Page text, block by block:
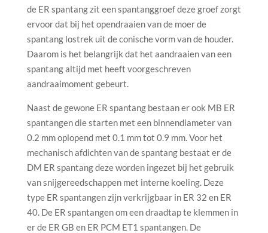
de ER spantang zit een spantanggroef deze groef zorgt
ervoor dat bij het opendraaien van de moer de
spantang lostrek uit de conische vorm van de houder.
Daarom is het belangrijk dat het aandraaien van een
spantang altijd met heeft voorgeschreven
aandraaimoment gebeurt.
Naast de gewone ER spantang bestaan er ook MB ER
spantangen die starten met een binnendiameter van
0.2 mm oplopend met 0.1 mm tot 0.9 mm. Voor het
mechanisch afdichten van de spantang bestaat er de
DM ER spantang deze worden ingezet bij het gebruik
van snijgereedschappen met interne koeling. Deze
type ER spantangen zijn verkrijgbaar in ER 32 en ER
40. De ER spantangen om een draadtap te klemmen in
er de ER GB en ER PCM ET1 spantangen. De